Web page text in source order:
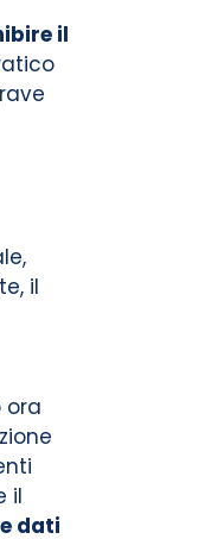
il
il
ora
il
dati